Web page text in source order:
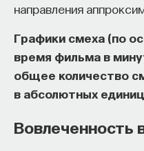
направления
Графики смеха (по
время фильма в
общее количество
в абсолютных
Вовлеченность